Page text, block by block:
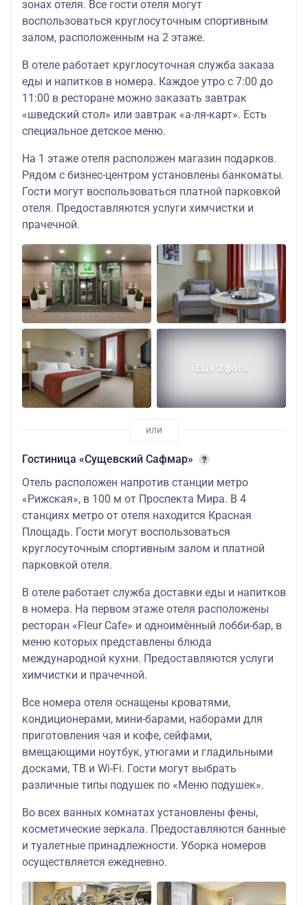
зонах отеля. Все гости отеля могут
воспользоваться круглосуточным спортивным
залом, расположенным на 2 этаже.
В отеле работает круглосуточная служба заказа
еды и напитков в номера. Каждое утро с 7:00 до
11:00 в ресторане можно заказать завтрак
«шведский стол» или завтрак «а-ля-карт». Есть
специальное детское меню.
На 1 этаже отеля расположен магазин подарков.
Рядом с бизнес-центром установлены банкоматы.
Гости могут воспользоваться платной парковкой
отеля. Предоставляются услуги химчистки и
прачечной.
Еще 2 фото
Гостиница «Сущевский Сафмар»
Отель расположен напротив станции метро
«Рижская», в 100 м от Проспекта Мира. В 4
станциях метро от отеля находится Красная
Площадь. Гости могут воспользоваться
круглосуточным спортивным залом и платной
парковкой отеля.
В отеле работает служба доставки еды и напитков
в номера. На первом этаже отеля расположены
ресторан «Fleur Cafe» и одноимённый лобби-бар, в
меню которых представлены блюда
международной кухни. Предоставляются услуги
химчистки и прачечной.
Все номера отеля оснащены кроватями,
кондиционерами, мини-барами, наборами для
приготовления чая и кофе, сейфами,
вмещающими ноутбук, утюгами и гладильными
досками, ТВ и Wi-Fi. Гости могут выбрать
различные типы подушек по «Меню подушек».
Во всех ванных комнатах установлены фены,
косметические зеркала. Предоставляются банные
и туалетные принадлежности. Уборка номеров
осуществляется ежедневно.